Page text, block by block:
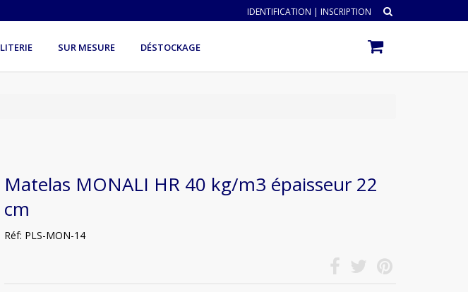
IDENTIFICATION | INSCRIPTION
LITERIE SUR MESURE DÉSTOCKAGE
Matelas MONALI HR 40 kg/m3 épaisseur 22
cm
Réf: PLS-MON-14